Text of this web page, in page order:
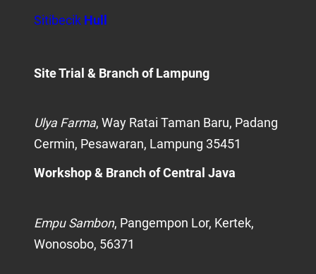
Sitibecik Hull
Site Trial & Branch of Lampung
Ulya Farma, Way Ratai Taman Baru, Padang
Cermin, Pesawaran, Lampung 35451
Workshop & Branch of Central Java
Empu Sambon, Pangempon Lor, Kertek,
Wonosobo, 56371